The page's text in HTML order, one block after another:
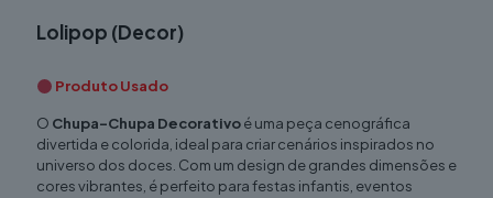
Lolipop (Decor)
Produto Usado
O Chupa-Chupa Decorativoé uma peça cenográfica
divertida e colorida, ideal para criar cenários inspirados no
universo dos doces. Com um design de grandes dimensões e
cores vibrantes, é perfeito para festas infantis, eventos